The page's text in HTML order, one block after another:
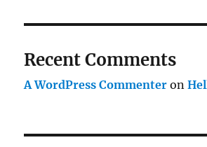
Recent Comments
A WordPress Commenter on